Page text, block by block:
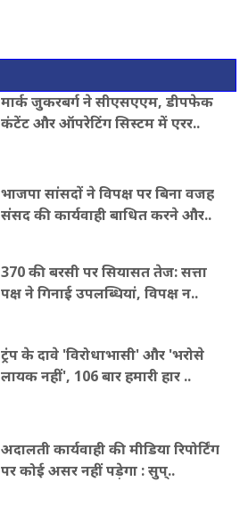
मार्क जुकरबर्ग ने सीएसएएम, डीपफेक
कंटेंट और ऑपरेटिंग सिस्टम में एरर..
भाजपा सांसदों ने विपक्ष पर बिना वजह
संसद की कार्यवाही बाधित करने और..
370 की बरसी पर सियासत तेज: सत्ता
पक्ष ने गिनाई उपलब्धियां, विपक्ष न..
ट्रंप के दावे 'विरोधाभासी' और 'भरोसे
लायक नहीं', 106 बार हमारी हार ..
अदालती कार्यवाही की मीडिया रिपोर्टिंग
पर कोई असर नहीं पड़ेगा : सुप्..